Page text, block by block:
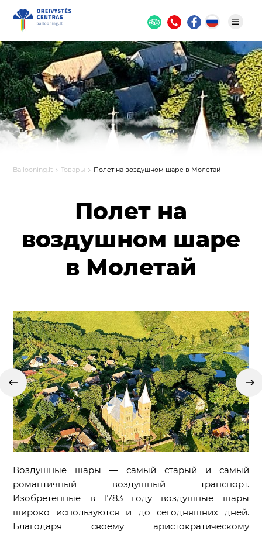
Ballooning.lt Товары Полет на воздушном шаре в Молетай
Полет на
воздушном шаре
в Молетай
Воздушные шары — самый старый и самый
романтичный воздушный транспорт.
Изобретённые в 1783 году воздушные шары
широко используются и до сегодняшних дней.
Благодаря своему аристократическому